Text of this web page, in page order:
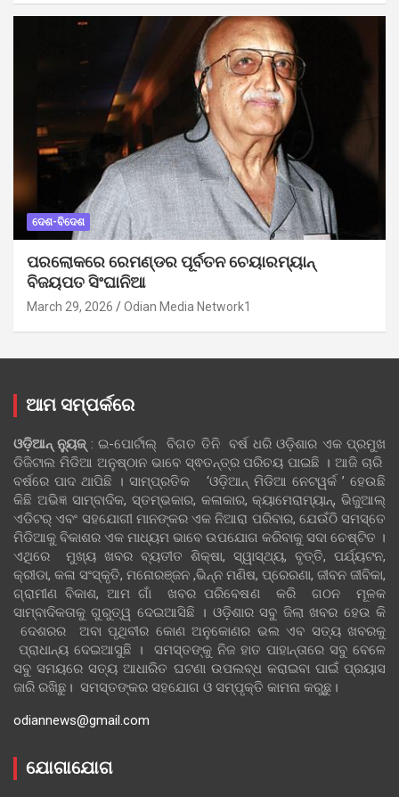
ଦେଶ-ବିଦେଶ
ପରଲୋକରେ ରେମଣ୍ଡର ପୂର୍ବତନ ଚେୟାରମ୍ୟାନ୍
ବିଜୟପତ ସିଂଘାନିଆ
March 29, 2026 Odian Media Network1
ଆମ ସମ୍ପର୍କରେ
ଓଡ଼ିଆନ୍‍ ନ୍ୟୁଜ୍‍: ଇ-ପୋର୍ଟାଲ୍ ବିଗତ ତିନି ବର୍ଷ ଧରି ଓଡ଼ିଶାର ଏକ ପ୍ରମୁଖ
ଡିଜିଟାଲ ମିଡିଆ ଅନୁଷ୍ଠାନ ଭାବେ ସ୍ଵତନ୍ତ୍ର ପରିଚୟ ପାଇଛି । ଆଜି ଚାରି
ବର୍ଷରେ ପାଦ ଥାପିଛି । ସାମ୍ପ୍ରତିକ ‘ଓଡ଼ିଆନ୍‍ ମିଡିଆ ନେଟୱର୍କ ’ ହେଉଛି
କିଛି ଅଭିଜ୍ଞ ସାମ୍ବାଦିକ, ସ୍ତମ୍ଭକାର, କଳାକାର, କ୍ୟାମେରାମ୍ୟାନ୍, ଭିଜୁଆଲ୍
ଏଡିଟର୍ ଏବଂ ସହଯୋଗୀ ମାନଙ୍କର ଏକ ନିଆରା ପରିବାର, ଯେଉଁଠି ସମସ୍ତେ
ମିଡିଆକୁ ବିକାଶର ଏକ ମାଧ୍ୟମ ଭାବେ ଉପଯୋଗ କରିବାକୁ ସଦା ଚେଷ୍ଟିତ ।
ଏଥିରେ ମୁଖ୍ୟ ଖବର ବ୍ୟତୀତ ଶିକ୍ଷା, ସ୍ୱାସ୍ଥ୍ୟ, ବୃତ୍ତି, ପର୍ଯ୍ୟଟନ,
କ୍ରୀଡା, କଳା ସଂସ୍କୃତି, ମନୋରଞ୍ଜନ ,ଭିନ୍ନ ମଣିଷ, ପ୍ରେରଣା, ଜୀବନ ଜୀବିକା,
ଗ୍ରାମୀଣ ବିକାଶ, ଆମ ଗାଁ ଖବର ପରିବେଷଣ କରି ଗଠନ ମୂଳକ
ସାମ୍ବାଦିକତାକୁ ଗୁରୁତ୍ୱ ଦେଇଆସିଛି । ଓଡ଼ିଶାର ସବୁ ଜିଲା ଖବର ହେଉ କି
ଦେଶରର ଅବା ପୃଥିବୀର କୋଣ ଅନୁକୋଣର ଭଲ ଏବ ସତ୍ୟ ଖବରକୁ
ପ୍ରାଧାନ୍ୟ ଦେଇଆସୁଛି । ସମସ୍ତଙ୍କୁ ନିଜ ହାତ ପାହାନ୍ତାରେ ସବୁ ବେଳେ
ସବୁ ସମୟରେ ସତ୍ୟ ଆଧାରିତ ଘଟଣା ଉପଲବ୍ଧ କରାଇବା ପାଇଁ ପ୍ରୟାସ
ଜାରି ରଖିଛୁ। ସମସ୍ତଙ୍କର ସହଯୋଗ ଓ ସମ୍ପୃକ୍ତି କାମନା କରୁଛୁ।
odiannews@gmail.com
ଯୋଗାଯୋଗ